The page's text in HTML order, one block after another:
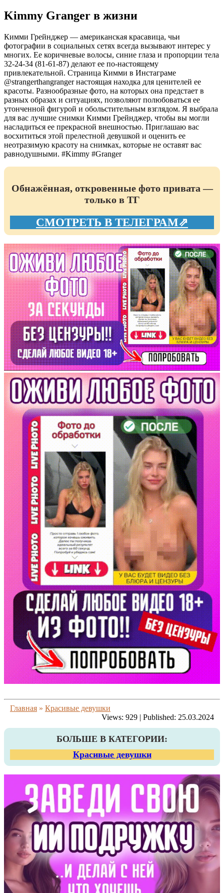
Kimmy Granger в жизни
Кимми Грейнджер — американская красавица, чьи
фотографии в социальных сетях всегда вызывают интерес у
многих. Ее коричневые волосы, синие глаза и пропорции тела
32-24-34 (81-61-87) делают ее по-настоящему
привлекательной. Страница Кимми в Инстаграме
@strangerthangranger настоящая находка для ценителей ее
красоты. Разнообразные фото, на которых она предстает в
разных образах и ситуациях, позволяют полюбоваться ее
утонченной фигурой и обольстительным взглядом. Я выбрала
для вас лучшие снимки Кимми Грейнджер, чтобы вы могли
насладиться ее прекрасной внешностью. Приглашаю вас
восхититься этой прелестной девушкой и оценить ее
неотразимую красоту на снимках, которые не оставят вас
равнодушными. #Kimmy #Granger
Обнажённая, откровенные фото привата —
только в ТГ
СМОТРЕТЬ В ТЕЛЕГРАМ⇗
Главная » Красивые девушки
Views: 929 | Published: 25.03.2024
БОЛЬШЕ В КАТЕГОРИИ:
Красивые девушки